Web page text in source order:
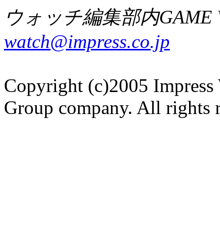
ウォッチ編集部内GAME
watch@impress.co.jp
Copyright (c)2005 Impress
Group company. All rights